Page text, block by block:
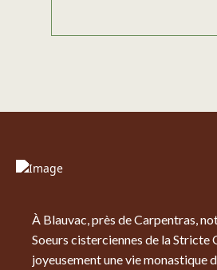
À Blauvac, près de Carpentras,
Soeurs cisterciennes de la Stricte
joyeusement une vie monastique